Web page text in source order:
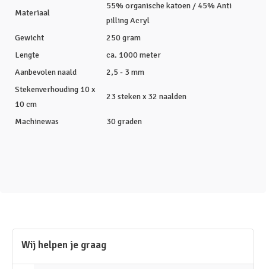
Materiaal
55% organische katoen / 45% Anti
pilling Acryl
Gewicht
250 gram
Lengte
ca. 1000 meter
Aanbevolen naald
2,5 - 3 mm
Stekenverhouding 10 x
10 cm
23 steken x 32 naalden
Machinewas 30 graden
Wij helpen je graag